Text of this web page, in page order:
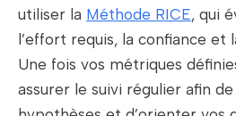
utiliser la Méthode RICE, qui
l’effort requis, la confiance et
Une fois vos métriques
assurer le suivi régulier afin